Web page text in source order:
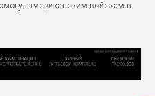
Всё, что касается
бутылок
американским войскам в